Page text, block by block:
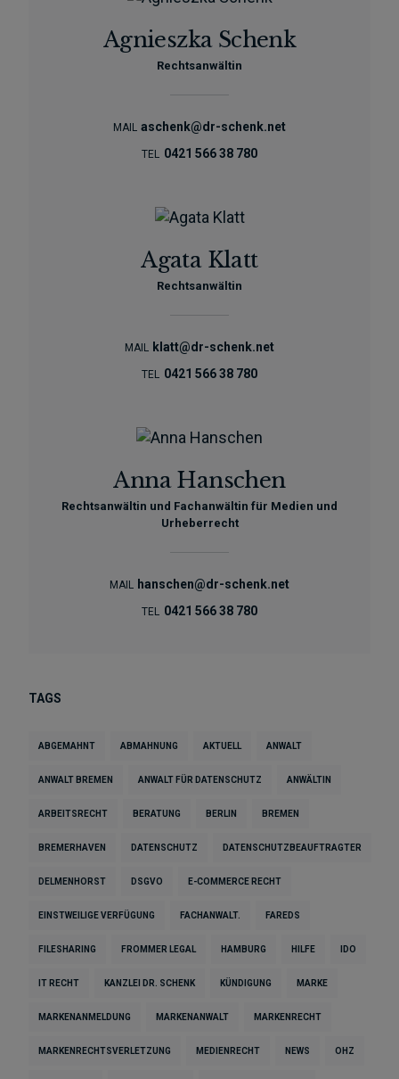
Agnieszka Schenk
Rechtsanwältin
MAIL aschenk@dr-schenk.net
TEL 0421 566 38 780
Agata Klatt
Rechtsanwältin
MAIL klatt@dr-schenk.net
TEL 0421 566 38 780
Anna Hanschen
Rechtsanwältin und Fachanwältin für Medien und
Urheberrecht
MAIL hanschen@dr-schenk.net
TEL 0421 566 38 780
TAGS
ABGEMAHNT ABMAHNUNG AKTUELL ANWALT
ANWALT BREMEN ANWALT FÜR DATENSCHUTZ ANWÄLTIN
ARBEITSRECHT BERATUNG BERLIN BREMEN
BREMERHAVEN DATENSCHUTZ DATENSCHUTZBEAUFTRAGTER
DELMENHORST DSGVO E-COMMERCE RECHT
EINSTWEILIGE VERFÜGUNG FACHANWALT. FAREDS
FILESHARING FROMMER LEGAL HAMBURG HILFE IDO
IT RECHT KANZLEI DR. SCHENK KÜNDIGUNG MARKE
MARKENANMELDUNG MARKENANWALT MARKENRECHT
MARKENRECHTSVERLETZUNG MEDIENRECHT NEWS OHZ